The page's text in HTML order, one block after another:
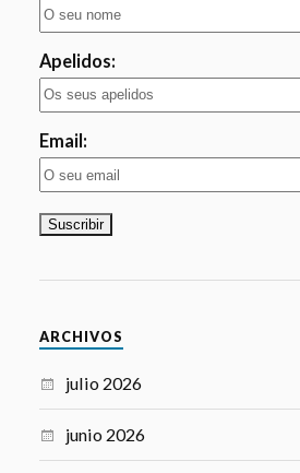
Apelidos:
Email:
ARCHIVOS
julio 2026
junio 2026